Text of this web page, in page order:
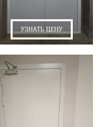
УЗНАТЬ ЦЕНУ